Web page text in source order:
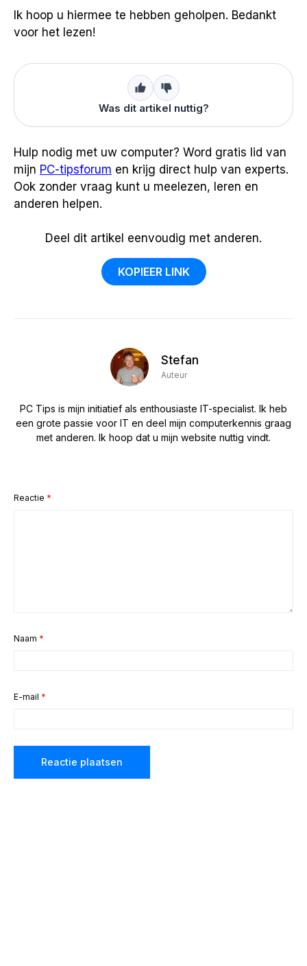
Ik hoop u hiermee te hebben geholpen. Bedankt
voor het lezen!
Was dit artikel nuttig?
Hulp nodig met uw computer? Word gratis lid van
mijn PC-tipsforum en krijg direct hulp van experts.
Ook zonder vraag kunt u meelezen, leren en
anderen helpen.
Deel dit artikel eenvoudig met anderen.
KOPIEER LINK
Stefan
Auteur
PC Tips is mijn initiatief als enthousiaste IT-specialist. Ik heb
een grote passie voor IT en deel mijn computerkennis graag
met anderen. Ik hoop dat u mijn website nuttig vindt.
Reactie *
Naam *
E-mail *